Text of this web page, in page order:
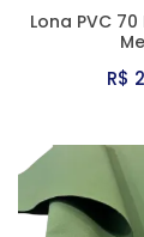
Lona PVC
R$